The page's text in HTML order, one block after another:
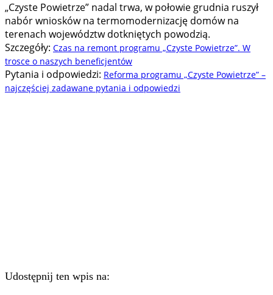
„Czyste Powietrze” nadal trwa, w połowie grudnia ruszył
nabór wniosków na termomodernizację domów na
terenach województw dotkniętych powodzią.
Szczegóły: Czas na remont programu „Czyste Powietrze”. W
trosce o naszych beneficjentów
Pytania i odpowiedzi: Reforma programu „Czyste Powietrze” –
najczęściej zadawane pytania i odpowiedzi
Udostępnij ten wpis na: